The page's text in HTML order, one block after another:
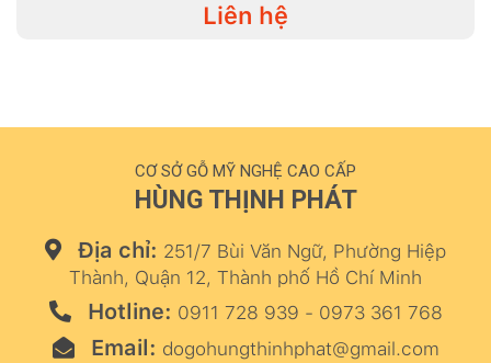
Liên hệ
CƠ SỞ GỖ MỸ NGHỆ CAO CẤP
HÙNG THỊNH PHÁT
Địa chỉ: 251/7 Bùi Văn Ngữ, Phường Hiệp
Thành, Quận 12, Thành phố Hồ Chí Minh
Hotline: 0911 728 939 - 0973 361 768
Email: dogohungthinhphat@gmail.com